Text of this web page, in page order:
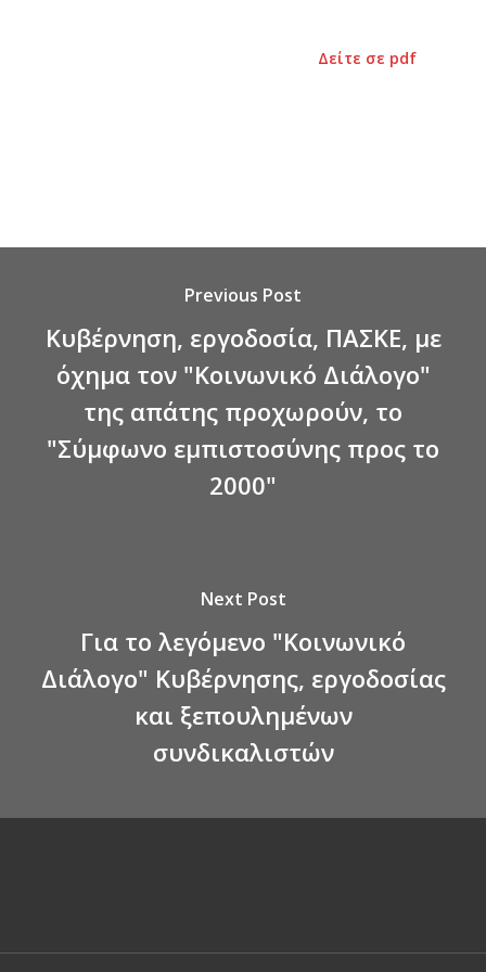
Δείτε σε pdf
Previous Post
Κυβέρνηση, εργοδοσία, ΠΑΣΚΕ, με
όχημα τον "Κοινωνικό Διάλογο"
της απάτης προχωρούν, το
"Σύμφωνο εμπιστοσύνης προς το
2000"
Next Post
Για το λεγόμενο "Κοινωνικό
Διάλογο" Κυβέρνησης, εργοδοσίας
και ξεπουλημένων
συνδικαλιστών